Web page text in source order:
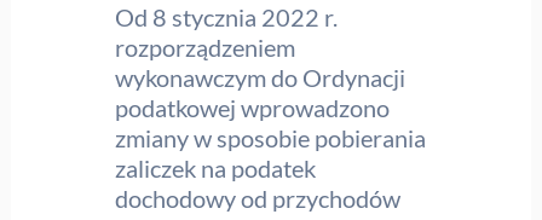
Od 8 stycznia 2022 r.
rozporządzeniem
wykonawczym do Ordynacji
podatkowej wprowadzono
zmiany w sposobie pobierania
zaliczek na podatek
dochodowy od przychodów